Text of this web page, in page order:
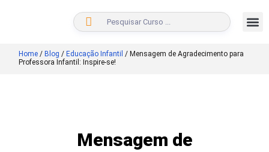
BUSCAR
Home / Blog / Educação Infantil / Mensagem de Agradecimento para
Professora Infantil: Inspire-se!
Mensagem de